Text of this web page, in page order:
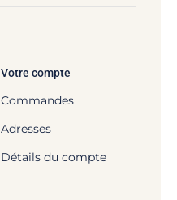
Votre compte
Commandes
Adresses
Détails du compte